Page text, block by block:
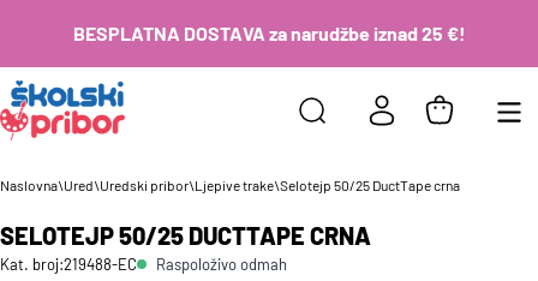
BESPLATNA DOSTAVA za narudžbe iznad 25 €!
Naslovna\Ured\Uredski pribor\Ljepive trake\Selotejp 50/25 DuctTape crna
SELOTEJP 50/25 DUCTTAPE CRNA
Kat. broj:219488-EC Raspoloživo odmah